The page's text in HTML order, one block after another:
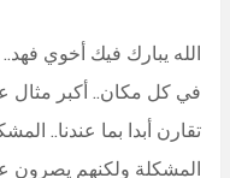
الله يبارك فيك أخوي
في كل مكان.. أكبر مثال
تقارن أبدا بما عندنا..
المشكلة ولكنهم يصرون